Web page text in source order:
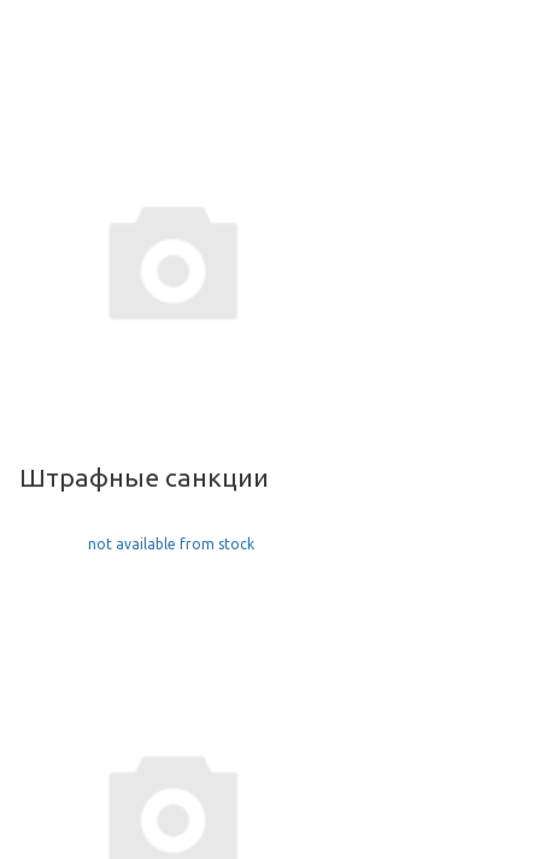
Штрафные санкции
not available from stock